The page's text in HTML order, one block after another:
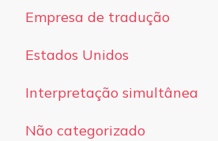
Empresa de tradução
Estados Unidos
Interpretação simultânea
Não categorizado